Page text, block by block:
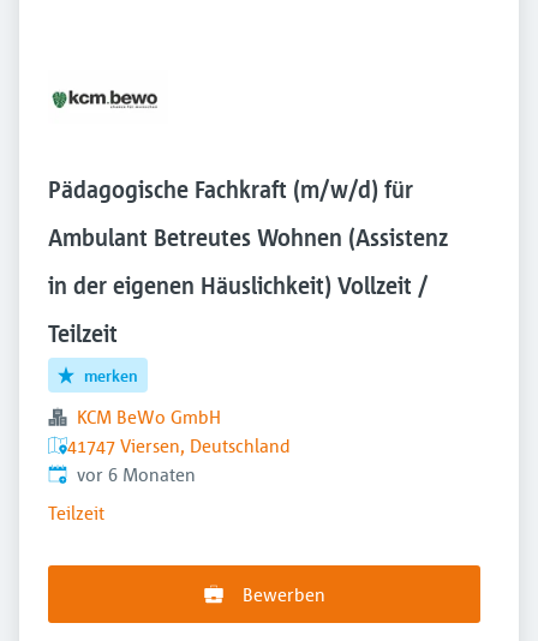
Pädagogische Fachkraft (m/w/d) für
Ambulant Betreutes Wohnen (Assistenz
in der eigenen Häuslichkeit) Vollzeit /
Teilzeit
merken
KCM BeWo GmbH
41747 Viersen, Deutschland
Veröffentlicht:
vor 6 Monaten
Teilzeit
Bewerben